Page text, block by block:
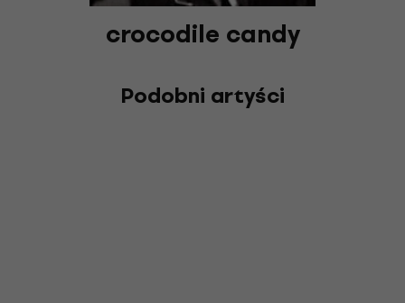
crocodile candy
Podobni artyści